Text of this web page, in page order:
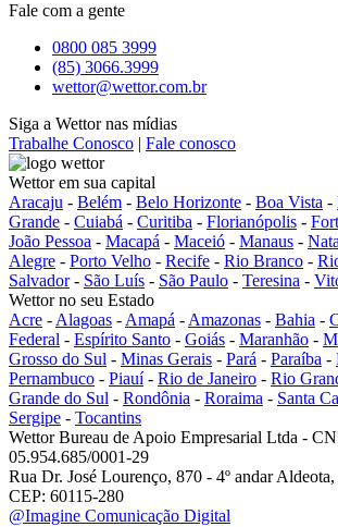
Fale com a gente
0800 085 3999
(85) 3066.3999
wettor@wettor.com.br
Siga a Wettor nas mídias
Trabalhe Conosco | Fale conosco
Wettor em sua capital
Aracaju - Belém - Belo Horizonte - Boa Vista -
Grande - Cuiabá - Curitiba - Florianópolis -
João Pessoa - Macapá - Maceió - Manaus -
Alegre - Porto Velho - Recife - Rio Branco -
Salvador- São Luís - São Paulo - Teresina -
Wettor no seu Estado
Acre - Alagoas - Amapá - Amazonas - Bahia -
Federal - Espírito Santo - Goiás - Maranhão -
Grosso do Sul - Minas Gerais - Pará - Paraíba -
Pernambuco - Piauí- Rio de Janeiro - Rio
Grande do Sul - Rondônia - Roraima - Santa
Sergipe - Tocantins
Wettor Bureau de Apoio Empresarial Ltda -
05.954.685/0001-29
Rua Dr. José Lourenço, 870 - 4º andar
CEP: 60115-280
@Imagine Comunicação Digital